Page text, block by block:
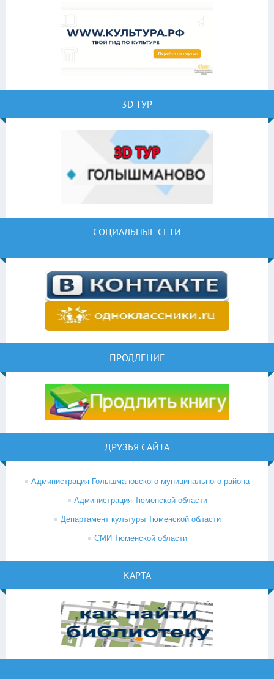
3D ТУР
СОЦИАЛЬНЫЕ СЕТИ
ПРОДЛЕНИЕ
ДРУЗЬЯ САЙТА
Администрация Голышмановского муниципального района
Администрация Тюменской области
Департамент культуры Тюменской области
СМИ Тюменской области
КАРТА